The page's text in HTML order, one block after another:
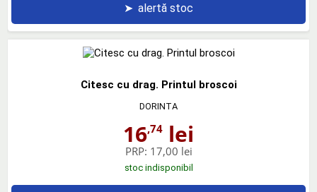
➤ alertă stoc
Citesc cu drag. Printul broscoi
DORINTA
16,74 lei
PRP: 17,00 lei
stoc indisponibil